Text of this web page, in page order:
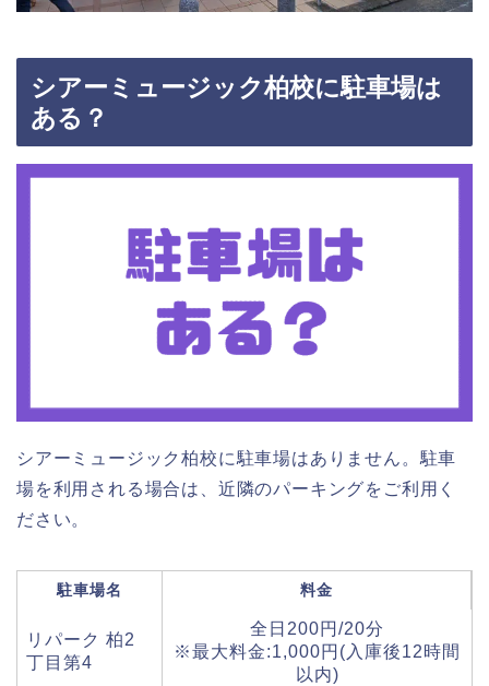
シアーミュージック柏校に駐車場は
ある？
シアーミュージック柏校に駐車場はありません。駐車
場を利用される場合は、近隣のパーキングをご利用く
ださい。
駐車場名 料金
リパーク 柏2
丁目第4
全日200円/20分
※最大料金:1,000円(入庫後12時間
以内)